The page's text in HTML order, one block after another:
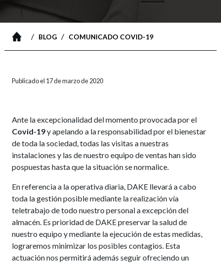
/ BLOG/ COMUNICADO COVID-19
Publicado el 17 de marzo de 2020
Ante la excepcionalidad del momento provocada por el
Covid-19y apelando a la responsabilidad por el bienestar
de toda la sociedad, todas las visitas a nuestras
instalaciones y las de nuestro equipo de ventas han sido
pospuestas hasta que la situación se normalice.
En referencia a la operativa diaria, DAKE llevará a cabo
toda la gestión posible mediante la realización vía
teletrabajo de todo nuestro personal a excepción del
almacén. Es prioridad de DAKE preservar la salud de
nuestro equipo y mediante la ejecución de estas medidas,
lograremos minimizar los posibles contagios. Esta
actuación nos permitirá además seguir ofreciendo un